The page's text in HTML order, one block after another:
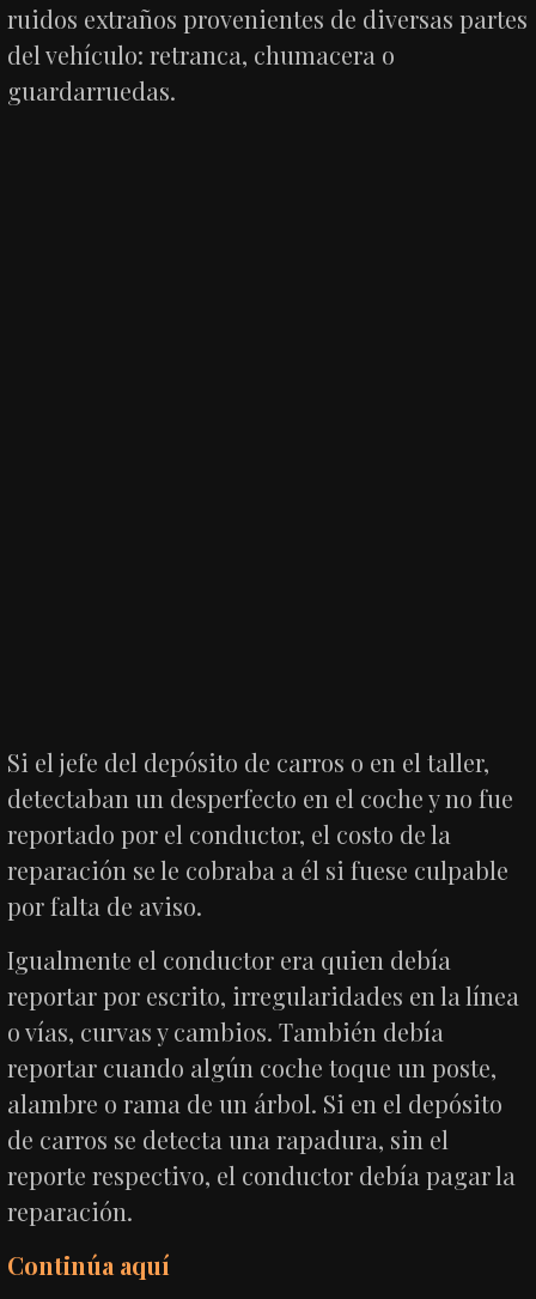
ruidos extraños provenientes de diversas partes
del vehículo: retranca, chumacera o
guardarruedas.
Si el jefe del depósito de carros o en el taller,
detectaban un desperfecto en el coche y no fue
reportado por el conductor, el costo de la
reparación se le cobraba a él si fuese culpable
por falta de aviso.
Igualmente el conductor era quien debía
reportar por escrito, irregularidades en la línea
o vías, curvas y cambios. También debía
reportar cuando algún coche toque un poste,
alambre o rama de un árbol. Si en el depósito
de carros se detecta una rapadura, sin el
reporte respectivo, el conductor debía pagar la
reparación.
Continúa aquí